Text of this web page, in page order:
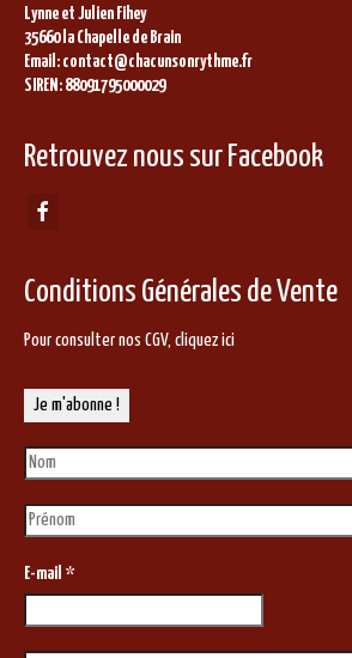
Lynne et Julien Fihey
35660 la Chapelle de Brain
Email: contact@chacunsonrythme.fr
SIREN: 88091795000029
Retrouvez nous sur Facebook
Conditions Générales de Vente
Pour consulter nos CGV, cliquez ici
E-mail *